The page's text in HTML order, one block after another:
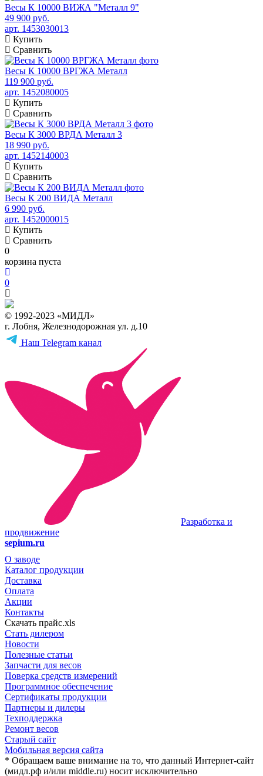
Весы К 10000 ВИЖА "Металл 9"
49 900 руб.
арт. 1453030013
Купить
Сравнить
Весы К 10000 ВРГЖА Металл
119 900 руб.
арт. 1452080005
Купить
Сравнить
Весы К 3000 ВРДА Металл 3
18 990 руб.
арт. 1452140003
Купить
Сравнить
Весы К 200 ВИДА Металл
6 990 руб.
арт. 1452000015
Купить
Сравнить
0
корзина пуста
0
© 1992-2023 «МИДЛ»
г. Лобня, Железнодорожная ул. д.10
Наш Telegram канал
Разработка и
продвижение
sepium.ru
О заводе
Каталог продукции
Доставка
Оплата
Акции
Контакты
Скачать прайс.xls
Стать дилером
Новости
Полезные статьи
Запчасти для весов
Поверка средств измерений
Программное обеспечение
Сертификаты продукции
Партнеры и дилеры
Техподдержка
Ремонт весов
Старый сайт
Мобильная версия сайта
* Обращаем ваше внимание на то, что данный Интернет-сайт
(мидл.рф и/или middle.ru) носит исключительно